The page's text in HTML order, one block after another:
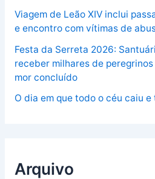
Viagem de Leão XIV inclui
e encontro com vítimas de
Festa da Serreta 2026:
receber milhares de
mor concluído
O dia em que todo o céu caiu
Arquivo